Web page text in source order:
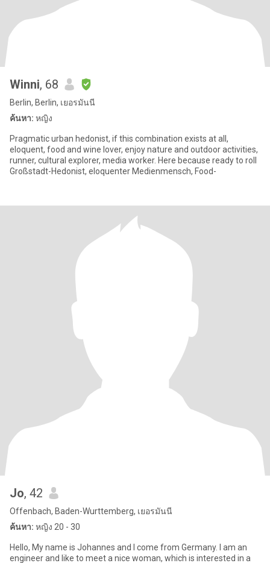
Winni, 68
Berlin, Berlin, เยอรมันนี
ค้นหา: หญิง
Pragmatic urban hedonist, if this combination exists at all,
eloquent, food and wine lover, enjoy nature and outdoor activities,
runner, cultural explorer, media worker. Here because ready to roll
Großstadt-Hedonist, eloquenter Medienmensch, Food-
Jo, 42
Offenbach, Baden-Wurttemberg, เยอรมันนี
ค้นหา: หญิง 20 - 30
Hello, My name is Johannes and I come from Germany. I am an
engineer and like to meet a nice woman, which is interested in a